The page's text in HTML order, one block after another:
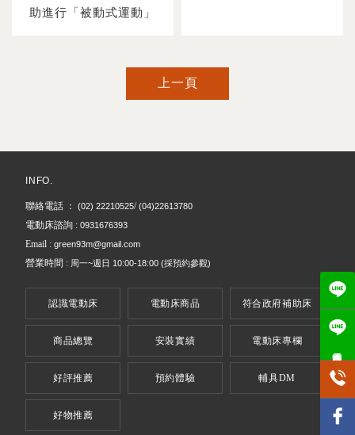
助進行「被動式運動」
上一頁
INFO.
聯絡電話 ：(02) 22210525/(04)22613780
電動床諮詢 :0931676393
Email :green93m@gmail.com
營業時間 : 周一~週日 10:00-18:00 (採預約參觀)
認識電動床 電動床商品 符合政府補助床
商品總覽 安裝實績 電動床專欄
好評推薦 預約體驗 輔具DM
好物推薦